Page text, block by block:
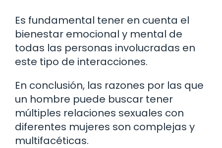
Es fundamental tener en cuenta el
bienestar emocional y mental de
todas las personas involucradas en
este tipo de interacciones.
En conclusión, las razones por las que
un hombre puede buscar tener
múltiples relaciones sexuales con
diferentes mujeres son complejas y
multifacéticas.